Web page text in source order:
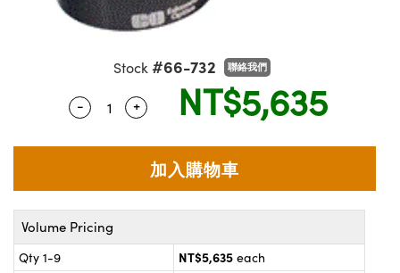
| 超快光學
濺鍍）鍍膜光學元件
Elements (DOE) | 繞射光學
Lenses | 變焦鏡頭模組
Targets | 顯微鏡標靶
Stage Micrometers | 刻劃板或鏡
Mechanics | 顯微鏡用結構件
鏡
and Couplers | 中繼鏡或耦合鏡
Interface Cameras | 高速接口相
| 模擬相機
Development Systems
Optical Company
Components
Labs™
Stock #66-732 聯絡我們
Quantity Selector
- Use the plus and minus buttons to
+ NT$5,635
Volume Pricing
Qty 1-9 NT$5,635 each